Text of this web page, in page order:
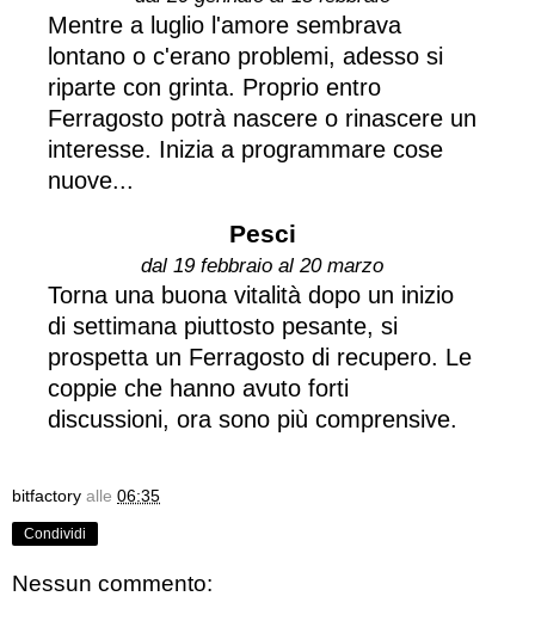
Mentre a luglio l'amore sembrava
lontano o c'erano problemi, adesso si
riparte con grinta. Proprio entro
Ferragosto potrà nascere o rinascere un
interesse. Inizia a programmare cose
nuove...
Pesci
dal 19 febbraio al 20 marzo
Torna una buona vitalità dopo un inizio
di settimana piuttosto pesante, si
prospetta un Ferragosto di recupero. Le
coppie che hanno avuto forti
discussioni, ora sono più comprensive.
bitfactory alle 06:35
Condividi
Nessun commento: